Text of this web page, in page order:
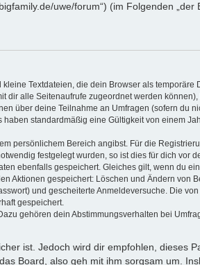
uwe/forum“) (im Folgenden
Textdateien, die dein Browser als
alle Seitenaufrufe zugeordnet werden
über deine Teilnahme an Umfragen (sofern du
standardmäßig eine Gültigkeit von einem
persönlichem Bereich angibst. Für die
festgelegt wurden, so ist dies für dich vor
ebenfalls gespeichert. Gleiches gilt, wenn du
Aktionen gespeichert: Löschen und Ändern von
und gescheiterte Anmeldeversuche. Die
gespeichert.
gehören dein Abstimmungsverhalten bei
ist. Jedoch wird dir empfohlen, dieses
Board, also geh mit ihm sorgsam um.